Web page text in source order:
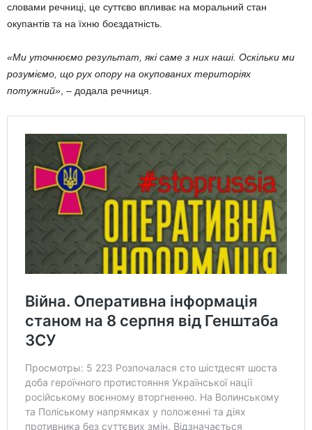
словами речниці, це суттєво впливає на моральний стан
окупантів та на їхню боєздатність.
«Ми уточнюємо результат, які саме з них наші. Оскільки ми
розуміємо, що рух опору на окупованих територіях
потужний» , – додала речниця.